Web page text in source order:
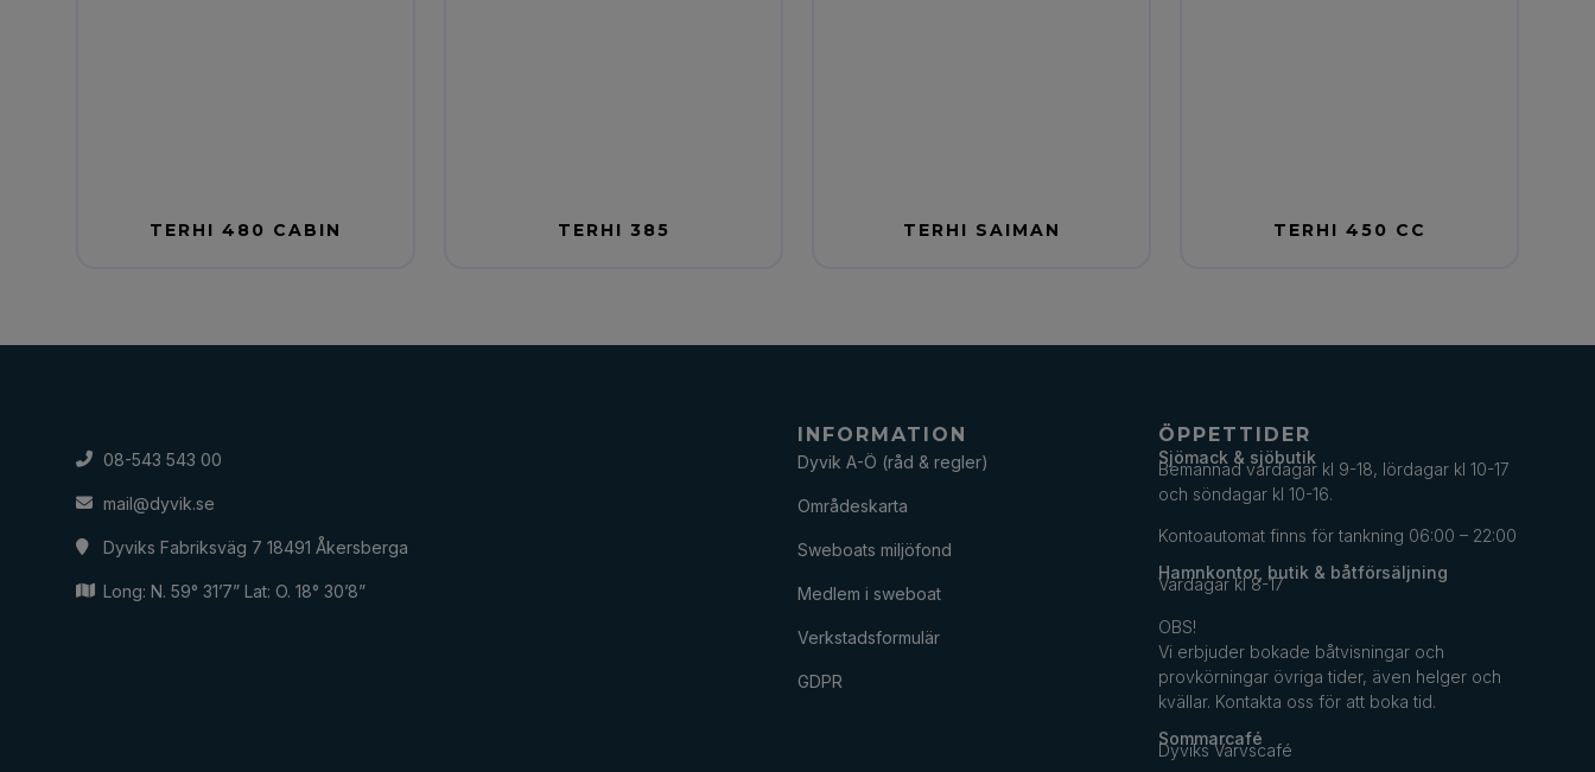
TERHI 480 CABIN TERHI 385 TERHI SAIMAN TERHI 450 CC
08-543 543 00
mail@dyvik.se
Dyviks Fabriksväg 7 18491 Åkersberga
Long: N. 59° 31’7” Lat: O. 18° 30’8”
INFORMATION
Dyvik A-Ö (råd & regler)
Områdeskarta
Sweboats miljöfond
Medlem i sweboat
Verkstadsformulär
GDPR
ÖPPETTIDER
Sjömack & sjöbutik
Bemannad vardagar kl 9-18, lördagar kl 10-17
och söndagar kl 10-16.
Kontoautomat finns för tankning 06:00 – 22:00
Hamnkontor, butik & båtförsäljning
Vardagar kl 8-17
OBS!
Vi erbjuder bokade båtvisningar och
provkörningar övriga tider, även helger och
kvällar. Kontakta oss för att boka tid.
Sommarcafé
Dyviks Varvscafé